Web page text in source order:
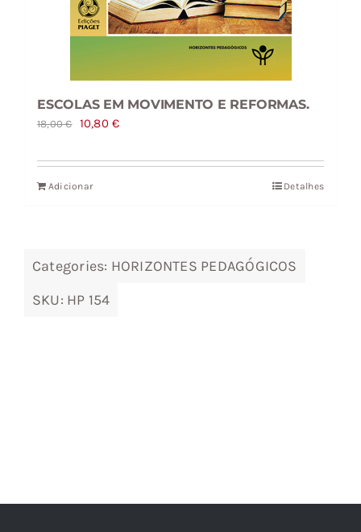
ESCOLAS EM MOVIMENTO E REFORMAS.
18,00€
O
original
era:
10,80€O
atual
Adicionar Detalhes
Categories: HORIZONTES PEDAGÓGICOS
SKU: HP 154